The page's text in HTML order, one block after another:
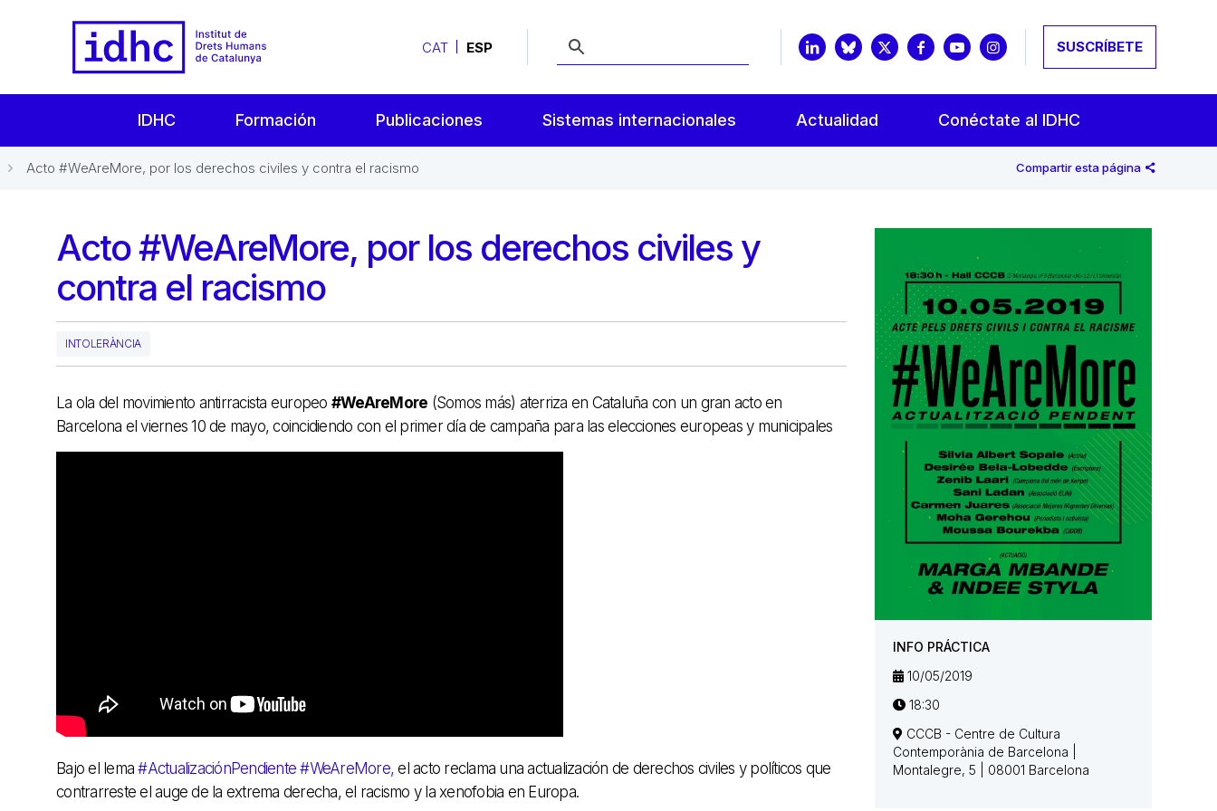
CAT ESP SUSCRÍBETE
IDHC Formación Publicaciones Sistemas internacionales Actualidad Conéctate al IDHC
Acto #WeAreMore, por los derechos civiles y contra el racismo Compartir esta página
Acto #WeAreMore, por los derechos civiles y
contra el racismo
INTOLERÀNCIA
La ola del movimiento antirracista europeo #WeAreMore (Somos más) aterriza en Cataluña con un gran acto en
Barcelona el viernes 10 de mayo, coincidiendo con el primer día de campaña para las elecciones europeas y municipales
Bajo el lema#ActualizaciónPendiente #WeAreMore, el acto reclama una actualización de derechos civiles y políticos que
contrarreste el auge de la extrema derecha, el racismo y la xenofobia en Europa.
INFO PRÁCTICA
10/05/2019
18:30
CCCB - Centre de Cultura
Contemporània de Barcelona |
Montalegre, 5 | 08001 Barcelona